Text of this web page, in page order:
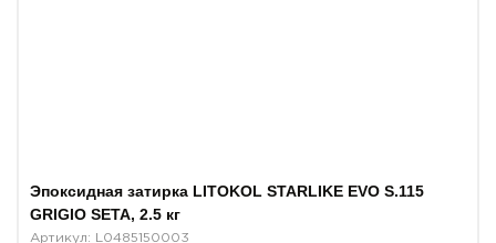
Эпоксидная затирка LITOKOL STARLIKE EVO S.115
GRIGIO SETA, 2.5 кг
Артикул: L0485150003